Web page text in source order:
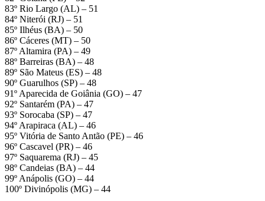
83º Rio Largo (AL) – 51
84º Niterói (RJ) – 51
85º Ilhéus (BA) – 50
86º Cáceres (MT) – 50
87º Altamira (PA) – 49
88º Barreiras (BA) – 48
89º São Mateus (ES) – 48
90º Guarulhos (SP) – 48
91º Aparecida de Goiânia (GO) – 47
92º Santarém (PA) – 47
93º Sorocaba (SP) – 47
94º Arapiraca (AL) – 46
95º Vitória de Santo Antão (PE) – 46
96º Cascavel (PR) – 46
97º Saquarema (RJ) – 45
98º Candeias (BA) – 44
99º Anápolis (GO) – 44
100º Divinópolis (MG) – 44